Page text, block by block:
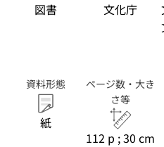
図書 文化庁
資料形態
紙
ページ数・大き
さ等
112 p ; 30 cm